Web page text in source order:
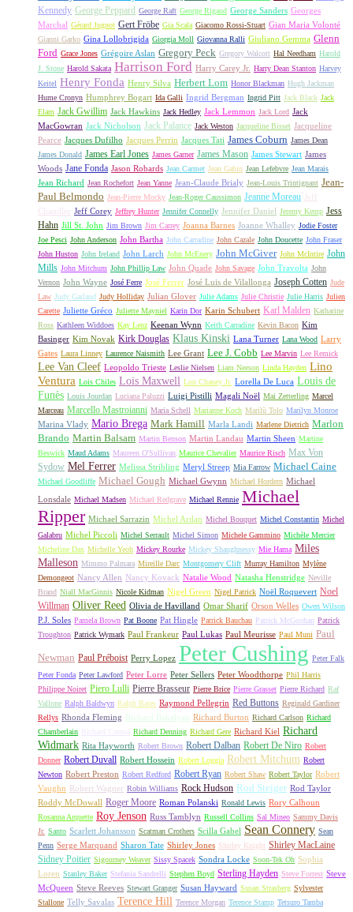
Kennedy George Peppard George Raft George Rigaud George Sanders Georges
Marchal Gérard Jugnot Gert Fröbe Gia Scala Giacomo Rossi-Stuart Gian Maria Volonté
Gianni Garko Gina Lollobrigida Giorgia Moll Giovanna Ralli Giuliano Gemma Glenn
Ford Grace Jones Grégoire Aslan Gregory Peck Gregory Walcott Hal Needham Harold
J. Stone Harold Sakata Harrison Ford Harry Carey Jr. Harry Dean Stanton Harvey
Keitel Henry Fonda Henry Silva Herbert Lom Honor Blackman Hugh Jackman
Hume Cronyn Humphrey Bogart Ida Galli Ingrid Bergman Ingrid Pitt Jack Black Jack
Elam Jack Gwillim Jack Hawkins Jack Hedley Jack Lemmon Jack Lord Jack
MacGowran Jack Nicholson Jack Palance Jack Weston Jacqueline Bisset Jacqueline
Pearce Jacques Dufilho Jacques Perrin Jacques Tati James Coburn James Dean
James Donald James Earl Jones James Garner James Mason James Stewart James
Woods Jane Fonda Jason Robards Jean Carmet Jean Gabin Jean Lefebvre Jean Marais
Jean Richard Jean Rochefort Jean Yanne Jean-Claude Brialy Jean-Louis Trintignant Jean-
Paul Belmondo Jean-Pierre Mocky Jean-Roger Caussimon Jeanne Moreau Jeff
Chandler
Jeff Corey Jeffrey Hunter Jennifer Connelly Jennifer Daniel Jeremy Kemp Jess
Hahn Jill St. John Jim Brown Jim Carrey Joanna Barnes Joanne Whalley Jodie Foster
Joe Pesci John Anderson John Bartha John Carradine John Cazale John Doucette John Fraser
John Huston John Ireland John Larch John McEnery John McGiver John McIntire John
Mills John Mitchum John Phillip Law John Quade John Savage John Travolta John
Vernon John Wayne José Ferre José Ferrer José Luis de Vilallonga Joseph Cotten Jude
Law Judy Garland Judy Holliday Julian Glover Julie Adams Julie Christie Julie Harris Julien
Carette Juliette Gréco Juliette Mayniel Karin Dor Karin Schubert Karl Malden Katharine
Ross Kathleen Widdoes Kay Lenz Keenan Wynn Keith Carradine Kevin Bacon Kim
Basinger Kim Novak Kirk Douglas Klaus Kinski Lana Turner Lana Wood Larry
Gates Laura Linney Laurence Naismith Lee Grant Lee J. Cobb Lee Marvin Lee Remick
Lee Van Cleef Leopoldo Trieste Leslie Nielsen Liam Neeson Linda Hayden Lino
Ventura Lois Chiles Lois Maxwell Lon Chaney Jr. Lorella De Luca Louis de
Funès Louis Jourdan Luciana Paluzzi Luigi Pistilli Magali Noël Mai Zetterling Marcel
Marceau Marcello Mastroianni Maria Schell Marianne Koch Marilù Tolo Marilyn Monroe
Marina Vlady Mario Brega Mark Hamill Marla Landi Marlene Dietrich Marlon
Brando Martin Balsam Martin Benson Martin Landau Martin Sheen Martine
Beswick Maud Adams Maureen O'Sullivan Maurice Chevalier Maurice Risch Max Von
Sydow Mel Ferrer Melissa Stribling Meryl Streep Mia Farrow Michael Caine
Michael Goodliffe Michael Gough Michael Gwynn Michael Hordern Michael
Lonsdale Michael Madsen Michael Redgrave Michael Rennie Michael
Ripper Michael Sarrazin Michel Ardan Michel Bouquet Michel Constantin Michel
Galabru Michel Piccoli Michel Serrault Michel Simon Michele Gammino Michèle Mercier
Micheline Dax Michelle Yeoh Mickey Rourke Mickey Shaughnessy Mie Hama Miles
Malleson Mimmo Palmara Mireille Darc Montgomery Clift Murray Hamilton Mylène
Demongeot Nancy Allen Nancy Kovack Natalie Wood Natasha Henstridge Neville
Brand Niall MacGinnis Nicole Kidman Nigel Green Nigel Patrick Noël Roquevert Noel
Willman Oliver Reed Olivia de Havilland Omar Sharif Orson Welles Owen Wilson
P.J. Soles Pamela Brown Pat Boone Pat Hingle Patrick Bauchau Patrick McGoohan Patrick
Troughton Patrick Wymark Paul Frankeur Paul Lukas Paul Meurisse Paul Muni Paul
Newman Paul Préboist Perry Lopez Peter Cushing Peter Falk
Peter Fonda Peter Lawford Peter Lorre Peter Sellers Peter Woodthorpe Phil Harris
Philippe Noiret Piero Lulli Pierre Brasseur Pierre Brice Pierre Grasset Pierre Richard Raf
Vallone Ralph Baldwyn Ralph Bates Raymond Pellegrin Red Buttons Reginald Gardiner
Rellys Rhonda Fleming Richard Bakalyan Richard Burton Richard Carlson Richard
Chamberlain Richard Crenna Richard Denning Richard Gere Richard Kiel Richard
Widmark Rita Hayworth Robert Brown Robert Dalban Robert De Niro Robert
Donner Robert Duvall Robert Hossein Robert Loggia Robert Mitchum Robert
Newton Robert Preston Robert Redford Robert Ryan Robert Shaw Robert Taylor Robert
Vaughn Robert Wagner Robin Williams Rock Hudson Rod Steiger Rod Taylor
Roddy McDowall Roger Moore Roman Polanski Ronald Lewis Rory Calhoun
Rosanna Arquette Roy Jenson Russ Tamblyn Russell Collins Sal Mineo Sammy Davis
Jr. Santo Scarlett Johansson Scatman Crothers Scilla Gabel Sean Connery Sean
Penn Serge Marquand Sharon Tate Shirley Jones Shirley Knight Shirley MacLaine
Sidney Poitier Sigourney Weaver Sissy Spacek Sondra Locke Soon-Tek Oh Sophia
Loren Stanley Baker Stefania Sandrelli Stephen Boyd Sterling Hayden Steve Forrest Steve
McQueen Steve Reeves Stewart Granger Susan Hayward Susan Strasberg Sylvester
Stallone Telly Savalas Terence Hill Terence Morgan Terence Stamp Tetsuro Tamba